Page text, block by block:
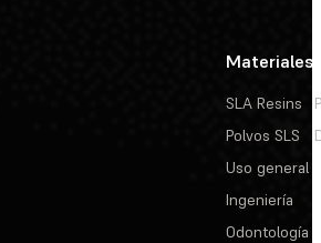
Materiales
SLA Resins
Polvos SLS
Uso general
Ingeniería
Odontología